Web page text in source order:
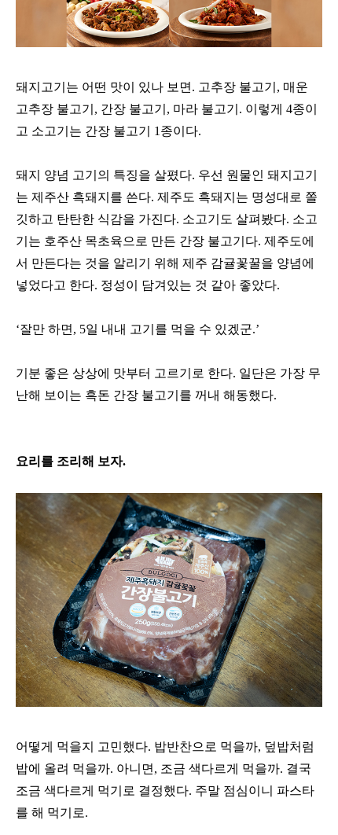
돼지고기는 어떤 맛이 있나 보면. 고추장 불고기, 매운
고추장 불고기, 간장 불고기, 마라 불고기. 이렇게 4종이
고 소고기는 간장 불고기 1종이다.
돼지 양념 고기의 특징을 살폈다. 우선 원물인 돼지고기
는 제주산 흑돼지를 쓴다. 제주도 흑돼지는 명성대로 쫄
깃하고 탄탄한 식감을 가진다. 소고기도 살펴봤다. 소고
기는 호주산 목초육으로 만든 간장 불고기다. 제주도에
서 만든다는 것을 알리기 위해 제주 감귤꽃꿀을 양념에
넣었다고 한다. 정성이 담겨있는 것 같아 좋았다.
‘잘만 하면, 5일 내내 고기를 먹을 수 있겠군.’
기분 좋은 상상에 맛부터 고르기로 한다. 일단은 가장 무
난해 보이는 흑돈 간장 불고기를 꺼내 해동했다.
요리를 조리해 보자.
어떻게 먹을지 고민했다. 밥반찬으로 먹을까, 덮밥처럼
밥에 올려 먹을까. 아니면, 조금 색다르게 먹을까. 결국
조금 색다르게 먹기로 결정했다. 주말 점심이니 파스타
를 해 먹기로.